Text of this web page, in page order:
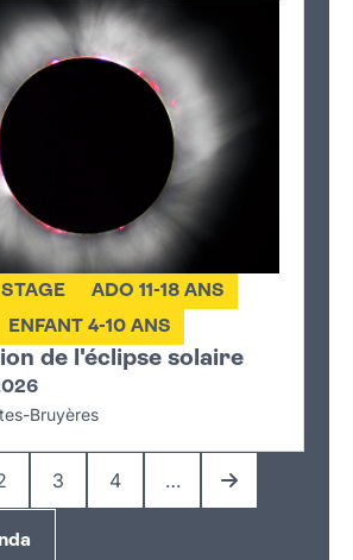
de l'éclipse solaire
ADO 11-18 ANS
ENFANT 4-10 ANS
Bruyères
Page Page
3
Page
4 …
Page suivante